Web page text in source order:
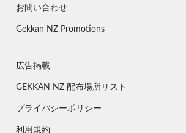
お問い合わせ
Gekkan NZ Promotions
広告掲載
GEKKAN NZ 配布場所リスト
プライバシーポリシー
利用規約